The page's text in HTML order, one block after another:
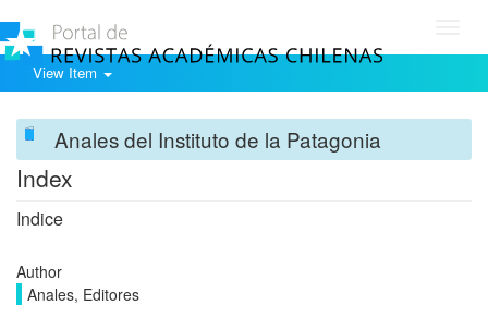
View Item
Anales del Instituto de la Patagonia
Index
Indice
Author
Anales, Editores